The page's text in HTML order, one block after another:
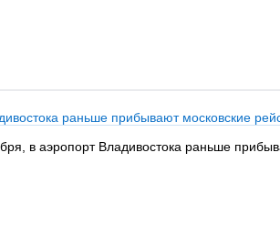
раньше прибывают московские
в аэропорт Владивостока раньше